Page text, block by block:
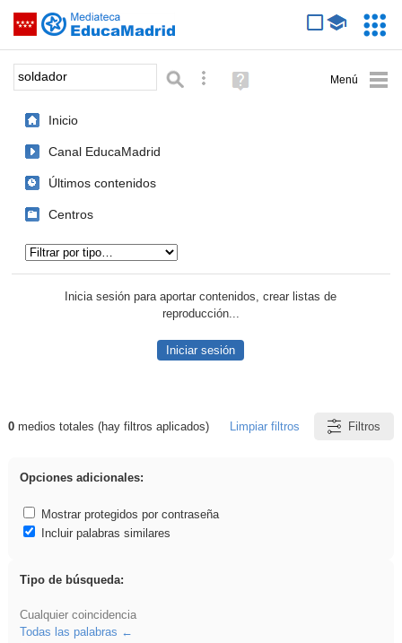
Saltar navegación
Palabra o frase: Búsqueda avanzada
Ayuda
(en
Inicio
Canal EducaMadrid
Últimos contenidos
Centros
Inicia sesión para aportar contenidos, crear listas de
reproducción...
Iniciar sesión
Resultados de: soldador
0medios totales (hay filtros aplicados) Limpiar filtros Filtros
Opciones adicionales:
Mostrar protegidos por contraseña
Incluir palabras similares
Tipo de búsqueda:
Cualquier coincidencia
Todas las palabras